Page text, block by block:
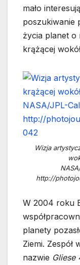
mało
poszukiwanie
życia planet o
krążącej
Wizja
http://
W 2004 roku
planety
Ziemi. Zespół
nazwie Gliese